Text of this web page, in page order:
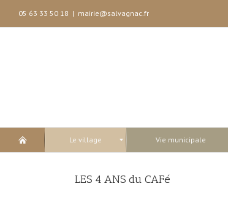
05 63 33 50 18 | mairie@salvagnac.fr
Le village Vie municipale
LES 4 ANS du CAFé